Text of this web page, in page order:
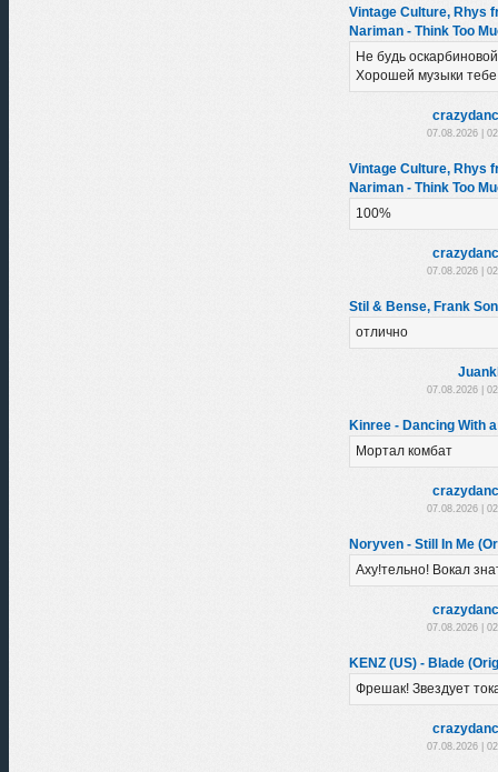
Vintage Culture, Rhys
Nariman - Think Too
Не будь
Хорошей музыки
07.08.2026 |
Vintage Culture, Rhys
Nariman - Think Too
100%
07.08.2026 |
Stil & Bense, Frank
отлично
07.08.2026 |
Kinree - Dancing With
Мортал комбат
07.08.2026 |
Noryven - Still In Me
Аху!тельно! Вокал
07.08.2026 |
KENZ (US) - Blade
Фрешак! Звездует
07.08.2026 |